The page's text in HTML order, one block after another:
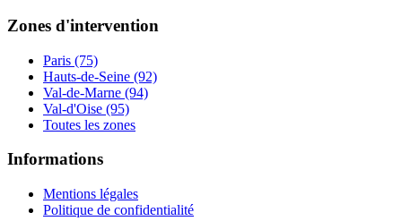
Zones d'intervention
Paris (75)
Hauts-de-Seine (92)
Val-de-Marne (94)
Val-d'Oise (95)
Toutes les zones
Informations
Mentions légales
Politique de confidentialité